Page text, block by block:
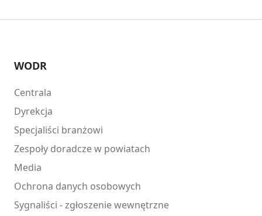
WODR
Centrala
Dyrekcja
Specjaliści branżowi
Zespoły doradcze w powiatach
Media
Ochrona danych osobowych
Sygnaliści - zgłoszenie wewnętrzne